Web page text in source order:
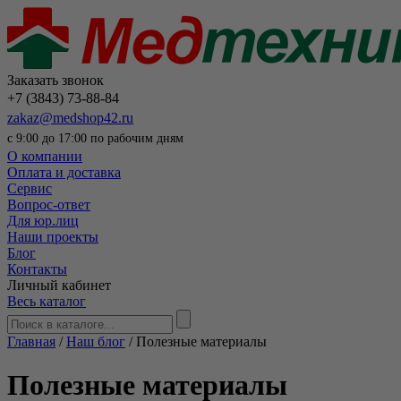
Заказать звонок
+7 (3843) 73-88-84
zakaz@medshop42.ru
с 9:00 до 17:00 по рабочим дням
О компании
Оплата и доставка
Сервис
Вопрос-ответ
Для юр.лиц
Наши проекты
Блог
Контакты
Личный кабинет
Весь каталог
Главная /Наш блог /Полезные материалы
Полезные материалы